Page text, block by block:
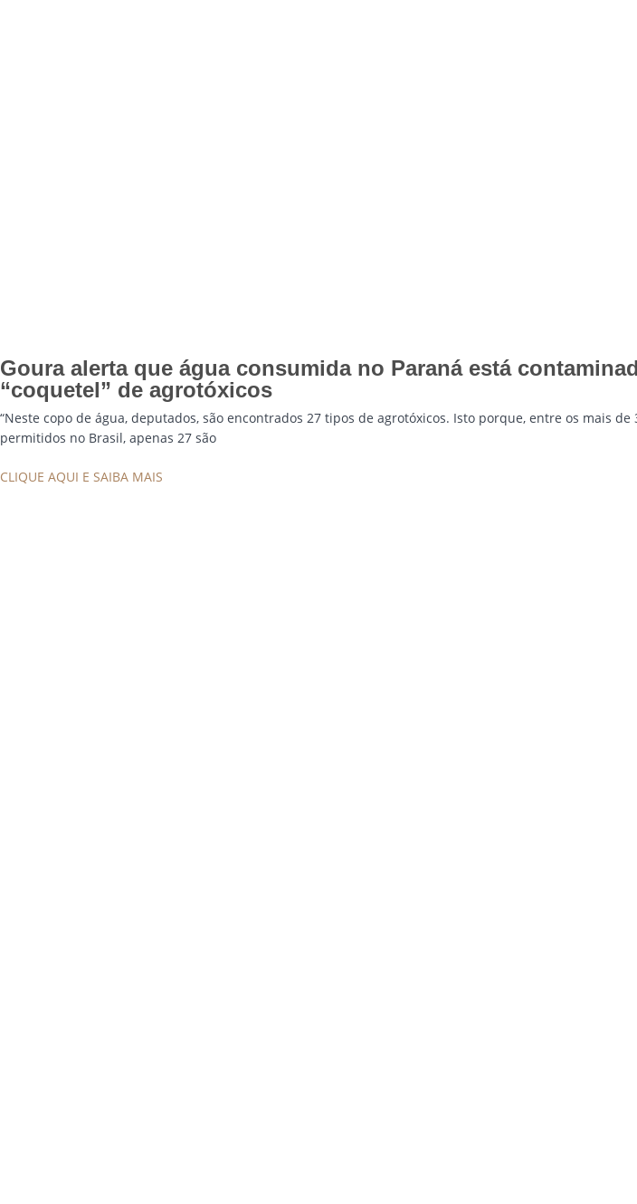
Goura alerta que água consumida no Paraná está
“coquetel” de agrotóxicos
“Neste copo de água, deputados, são encontrados 27 tipos de agrotóxicos. Isto porque, entre os mais de
permitidos no Brasil, apenas 27 são
CLIQUE AQUI E SAIBA MAIS